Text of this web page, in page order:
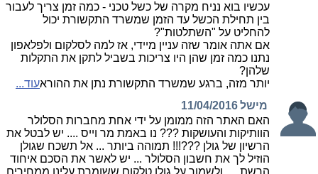
עכשיו בוא נניח מקרה של כשל טכני - כמה זמן צריך לעבור
בין תחילת הכשל עד הזמן שמשרד התקשורת יכול
להחליט על "השתלטות"?
אם אתה אומר שזה עניין מיידי, אז למה לסלקום ולפלאפון
נתנו כמה זמן שהן היו צריכות בשביל לתקן את התקלות
שלהן?
יותר מזה, ברגע שמשרד התקשורת נתן את ההוראעוד...
מישל11/04/2016
האם האתר הזה ממומן על ידי אחת מחברות הסלולר
הוותיקות והעושקות ??? נו באמת מר וייס .... יש לבטל את
הרשיון של גולן ???!!! תמוהה ביותר ... אל תשכח שגולן
הוזיל לך את חשבון הסלולר ... יש לאשר את הסכם איחוד
הרשת .... ולשמור על גולן טלקום ששומרת עלינו ממחירים